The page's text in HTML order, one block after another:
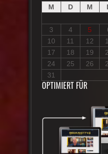
M D M
3
4 5
10
11 12
17
18 19
24
25 26
31
OPTIMIERT FÜR